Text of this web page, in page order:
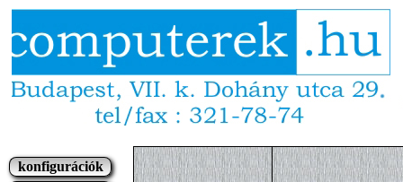
konfigurációk